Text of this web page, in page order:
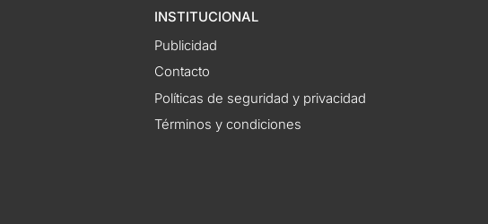
INSTITUCIONAL
Publicidad
Contacto
Políticas de seguridad y privacidad
Términos y condiciones